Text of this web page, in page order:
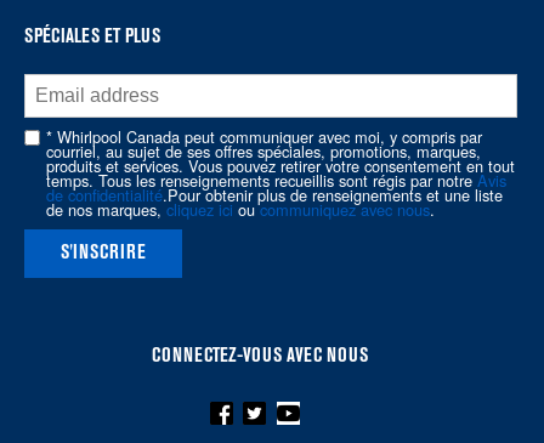
end
page
SPÉCIALES ET PLUS
* Whirlpool Canada peut communiquer avec moi, y compris par
courriel, au sujet de ses offres spéciales, promotions, marques,
produits et services. Vous pouvez retirer votre consentement en tout
temps. Tous les renseignements recueillis sont régis par notre Avis
de confidentialité.Pour obtenir plus de renseignements et une liste
de nos marques, cliquez ici oucommuniquez avec nous.
S'INSCRIRE
CONNECTEZ-VOUS AVEC NOUS